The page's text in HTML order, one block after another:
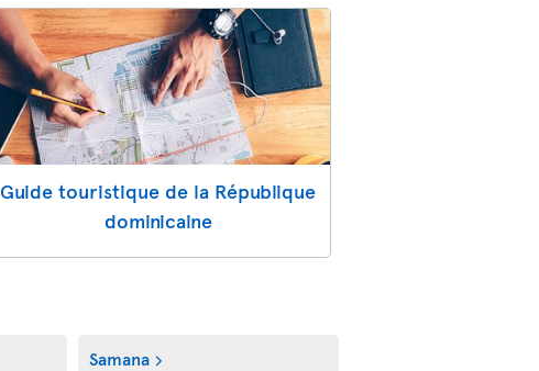
Guide touristique de la République
dominicaine
Samana